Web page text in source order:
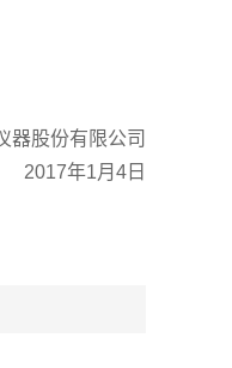
器股份有限公司
2017年1月4日